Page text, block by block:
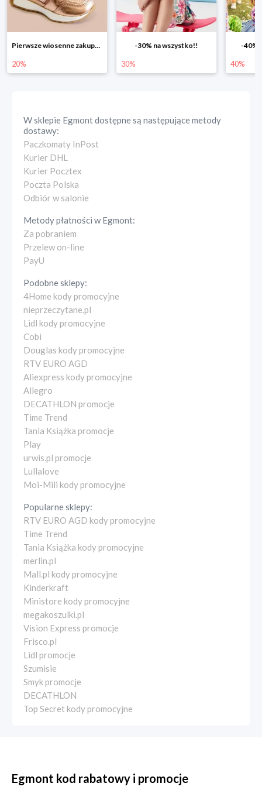
-30% na wszystko!!
30%
-40% na drugą sztukę
40% 25%
W sklepie Egmontdostępne są następujące metody
dostawy:
Paczkomaty InPost
Kurier DHL
Kurier Pocztex
Poczta Polska
Odbiór w salonie
Metody płatności wEgmont:
Za pobraniem
Przelew on-line
PayU
Podobne sklepy:
4Home kody promocyjne
nieprzeczytane.pl
Lidl kody promocyjne
Cobi
Douglas kody promocyjne
RTV EURO AGD
Aliexpress kody promocyjne
Allegro
DECATHLON promocje
Time Trend
Tania Książka promocje
Play
urwis.pl promocje
Lullalove
Moi-Mili kody promocyjne
Popularne sklepy:
RTV EURO AGD kody promocyjne
Time Trend
Tania Książka kody promocyjne
merlin.pl
Mall.pl kody promocyjne
Kinderkraft
Ministore kody promocyjne
megakoszulki.pl
Vision Express promocje
Frisco.pl
Lidl promocje
Szumisie
Smyk promocje
DECATHLON
Top Secret kody promocyjne
Egmont kod rabatowy i promocje